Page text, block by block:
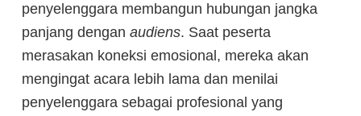
penyelenggara membangun hubungan jangka
panjang dengan audiens. Saat peserta
merasakan koneksi emosional, mereka akan
mengingat acara lebih lama dan menilai
penyelenggara sebagai profesional yang